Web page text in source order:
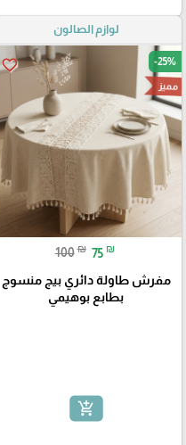
لوازم الصالون
favorite_border -25%
مميز
100 ₪ 75 ₪
مفرش طاولة دائري بيج منسوج
بطابع بوهيمي
add_shopping_cart